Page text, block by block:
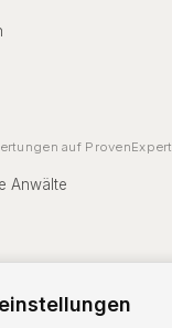
auf ProvenExpert
Anwälte